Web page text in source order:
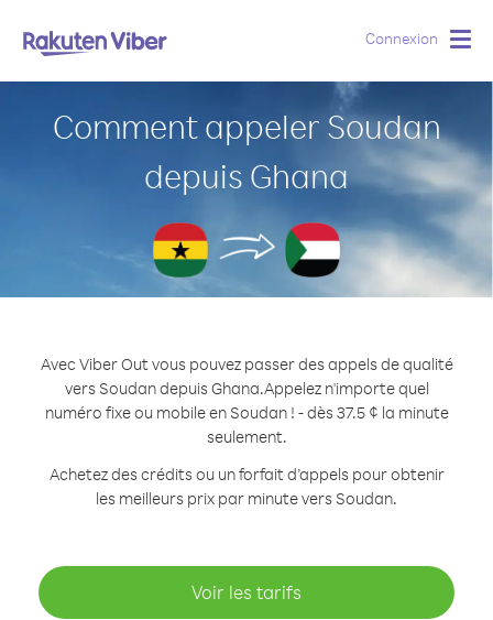
Connexion
Comment appeler Soudan
depuis Ghana
Avec Viber Out vous pouvez passer des appels de qualité
vers Soudan depuis Ghana.Appelez n'importe quel
numéro fixe ou mobile en Soudan ! - dès 37.5 ¢ la minute
seulement.
Achetez des crédits ou un forfait d’appels pour obtenir
les meilleurs prix par minute vers Soudan.
Voir les tarifs